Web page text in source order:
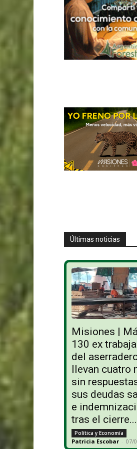
Últimas noticias
Misiones |
130 ex
del
llevan cuatro
sin
sus deudas
e
tras el cierre...
Política y Economía
Patricia Escobar - 07/